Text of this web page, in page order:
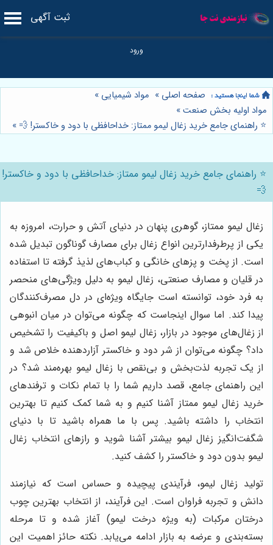
ثبت آگهی
صفحه اصلی » مواد شیمیایی »
مواد اولیه بخش صنعت»
⭐️ راهنمای جامع خرید زغال لیمو ممتاز: خداحافظی با دود و خاکستر! 💨 »
⭐️ راهنمای جامع خرید زغال لیمو ممتاز: خداحافظی با دود و خاکستر!
💨
زغال لیمو ممتاز، گوهری پنهان در دنیای آتش و حرارت، امروزه به
یکی از پرطرفدارترین انواع زغال برای مصارف گوناگون تبدیل شده
است. از پخت و پزهای خانگی و کباب‌های لذیذ گرفته تا استفاده
در قلیان و مصارف صنعتی، زغال لیمو به دلیل ویژگی‌های منحصر
به فرد خود، توانسته است جایگاه ویژه‌ای در دل مصرف‌کنندگان
پیدا کند. اما سوال اینجاست که چگونه می‌توان در میان انبوهی
از زغال‌های موجود در بازار، زغال لیمو اصل و باکیفیت را تشخیص
داد؟ چگونه می‌توان از شر دود و خاکستر آزاردهنده خلاص شد و
از یک تجربه لذت‌بخش و بی‌نقص با زغال لیمو بهره‌مند شد؟ در
این راهنمای جامع، قصد داریم شما را با تمام نکات و ترفندهای
خرید زغال لیمو ممتاز آشنا کنیم و به شما کمک کنیم تا بهترین
انتخاب را داشته باشید. پس با ما همراه باشید تا با دنیای
شگفت‌انگیز زغال لیمو بیشتر آشنا شوید و رازهای انتخاب زغال
لیمو بدون دود و خاکستر را کشف کنید.
تولید زغال لیمو، فرآیندی پیچیده و حساس است که نیازمند
دانش و تجربه فراوان است. این فرآیند، از انتخاب بهترین چوب
درختان مرکبات (به ویژه درخت لیمو) آغاز شده و تا مرحله
بسته‌بندی و عرضه به بازار ادامه می‌یابد. نکته حائز اهمیت این